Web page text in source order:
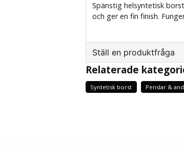
Spänstig helsyntetisk
och ger en fin finish.
Ställ en produktfråga
question
Fråga oss något om
Relaterade
Syntetisk borst Penslar &